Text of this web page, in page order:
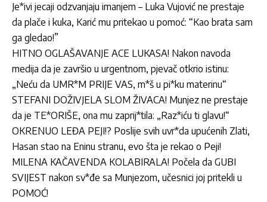
Je*ivi jecaji odzvanjaju imanjem – Luka Vujović ne prestaje
da plače i kuka, Karić mu pritekao u pomoć: “Kao brata sam
ga gledao!”
HITNO OGLAŠAVANJE ACE LUKASA! Nakon navoda
medija da je završio u urgentnom, pjevač otkrio istinu:
„Neću da UMR*M PRIJE VAS, m*š u pi*ku materinu“
STEFANI DOŽIVJELA SLOM ŽIVACA! Munjez ne prestaje
da je TE*ORIŠE, ona mu zaprij*tila: „Raz*iću ti glavu!“
OKRENUO LEĐA PEJI!? Poslije svih uvr*da upućenih Zlati,
Hasan stao na Eninu stranu, evo šta je rekao o Peji!
MILENA KAČAVENDA KOLABIRALA! Počela da GUBI
SVIJEST nakon sv*đe sa Munjezom, učesnici joj pritekli u
POMOĆ!